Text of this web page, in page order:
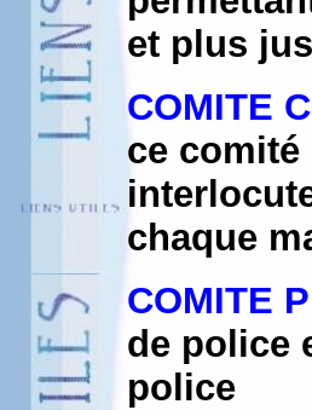
et plus
COMITE
ce
chaque
COMITE P
de police
police